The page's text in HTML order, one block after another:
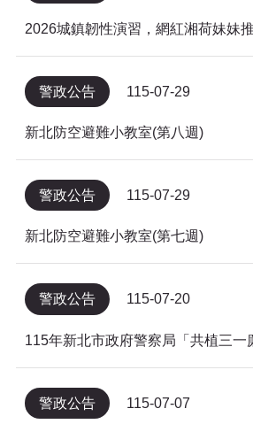
2026城鎮韌性演習，網紅湘荷妹妹
警政公告 115-07-29
新北防空避難小教室(第八週)
警政公告 115-07-29
新北防空避難小教室(第七週)
警政公告 115-07-20
警政公告 115-07-07